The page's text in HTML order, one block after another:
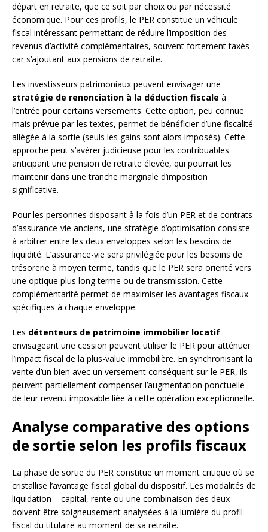
départ en retraite, que ce soit par choix ou par nécessité
économique. Pour ces profils, le PER constitue un véhicule
fiscal intéressant permettant de réduire l’imposition des
revenus d’activité complémentaires, souvent fortement taxés
car s’ajoutant aux pensions de retraite.
Les investisseurs patrimoniaux peuvent envisager une
stratégie de renonciation à la déduction fiscale à
l’entrée pour certains versements. Cette option, peu connue
mais prévue par les textes, permet de bénéficier d’une fiscalité
allégée à la sortie (seuls les gains sont alors imposés). Cette
approche peut s’avérer judicieuse pour les contribuables
anticipant une pension de retraite élevée, qui pourrait les
maintenir dans une tranche marginale d’imposition
significative.
Pour les personnes disposant à la fois d’un PER et de contrats
d’assurance-vie anciens, une stratégie d’optimisation consiste
à arbitrer entre les deux enveloppes selon les besoins de
liquidité. L’assurance-vie sera privilégiée pour les besoins de
trésorerie à moyen terme, tandis que le PER sera orienté vers
une optique plus long terme ou de transmission. Cette
complémentarité permet de maximiser les avantages fiscaux
spécifiques à chaque enveloppe.
Les détenteurs de patrimoine immobilier locatif
envisageant une cession peuvent utiliser le PER pour atténuer
l’impact fiscal de la plus-value immobilière. En synchronisant la
vente d’un bien avec un versement conséquent sur le PER, ils
peuvent partiellement compenser l’augmentation ponctuelle
de leur revenu imposable liée à cette opération exceptionnelle.
Analyse comparative des options
de sortie selon les profils fiscaux
La phase de sortie du PER constitue un moment critique où se
cristallise l’avantage fiscal global du dispositif. Les modalités de
liquidation – capital, rente ou une combinaison des deux –
doivent être soigneusement analysées à la lumière du profil
fiscal du titulaire au moment de sa retraite.